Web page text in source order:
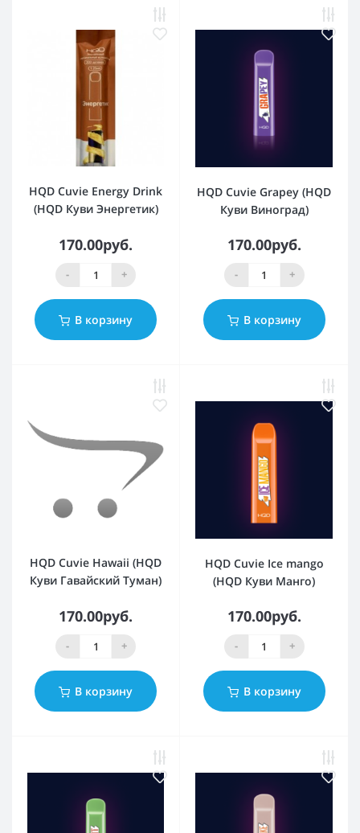
HQD Cuvie Energy Drink
(HQD Куви Энергетик)
170.00руб.
- +
В корзину
HQD Cuvie Grapey (HQD
Куви Виноград)
170.00руб.
- +
В корзину
HQD Cuvie Hawaii (HQD
Куви Гавайский Туман)
170.00руб.
- +
В корзину
HQD Cuvie Ice mango
(HQD Куви Манго)
170.00руб.
- +
В корзину